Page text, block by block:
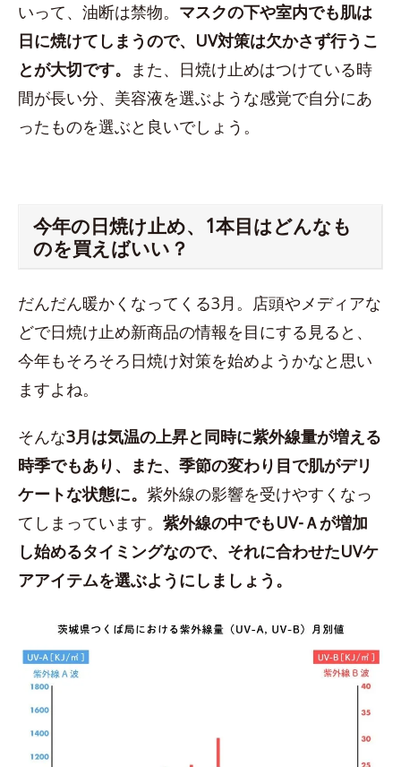
いって、油断は禁物。 マスクの下や室内でも肌は
日に焼けてしまうので、UV対策は欠かさず行うこ
とが大切です。 また、日焼け止めはつけている時
間が長い分、美容液を選ぶような感覚で自分にあ
ったものを選ぶと良いでしょう。
今年の日焼け止め、1本目はどんなも
のを買えばいい？
だんだん暖かくなってくる3月。店頭やメディアな
どで日焼け止め新商品の情報を目にする見ると、
今年もそろそろ日焼け対策を始めようかなと思い
ますよね。
そんな3月は気温の上昇と同時に紫外線量が増える
時季でもあり、また、季節の変わり目で肌がデリ
ケートな状態に。 紫外線の影響を受けやすくなっ
てしまっています。 紫外線の中でもUV-Ａが増加
し始めるタイミングなので、それに合わせたUVケ
アアイテムを選ぶようにしましょう。